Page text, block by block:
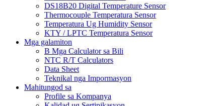
DS18B20 Digital Temperature Sensor
Thermocouple Temperatura Sensor
Temperatura Ug Humidity Sensor
KTY / LPTC Temperatura Sensor
Mga galamiton
B Mga Calculator sa Bili
NTC R/T Calculators
Data Sheet
Teknikal nga Impormasyon
Mahitungod sa
Profile sa Kompanya